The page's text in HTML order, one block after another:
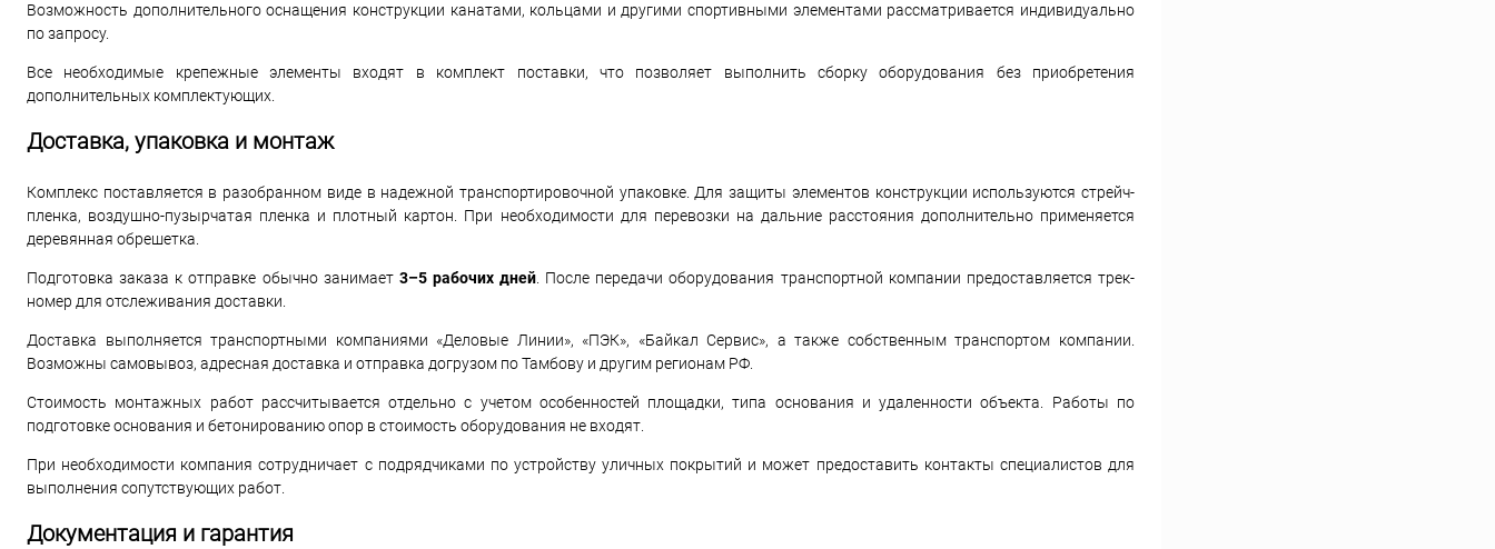
Возможность дополнительного оснащения конструкции канатами, кольцами и другими спортивными элементами рассматривается индивидуально
по запросу.
Все необходимые крепежные элементы входят в комплект поставки, что позволяет выполнить сборку оборудования без приобретения
дополнительных комплектующих.
Доставка, упаковка и монтаж
Комплекс поставляется в разобранном виде в надежной транспортировочной упаковке. Для защиты элементов конструкции используются стрейч-
пленка, воздушно-пузырчатая пленка и плотный картон. При необходимости для перевозки на дальние расстояния дополнительно применяется
деревянная обрешетка.
Подготовка заказа к отправке обычно занимает 3–5 рабочих дней. После передачи оборудования транспортной компании предоставляется трек-
номер для отслеживания доставки.
Доставка выполняется транспортными компаниями «Деловые Линии», «ПЭК», «Байкал Сервис», а также собственным транспортом компании.
Возможны самовывоз, адресная доставка и отправка догрузом по Тамбову и другим регионам РФ.
Стоимость монтажных работ рассчитывается отдельно с учетом особенностей площадки, типа основания и удаленности объекта. Работы по
подготовке основания и бетонированию опор в стоимость оборудования не входят.
При необходимости компания сотрудничает с подрядчиками по устройству уличных покрытий и может предоставить контакты специалистов для
выполнения сопутствующих работ.
Документация и гарантия